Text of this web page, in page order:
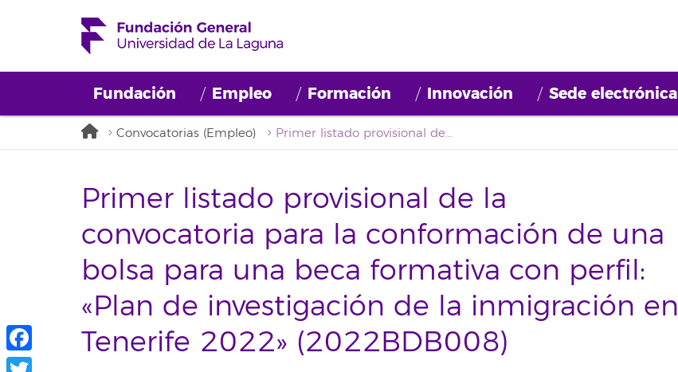
Fundación Empleo Formación Innovación Sede electrónica
Convocatorias (Empleo) Primer listado provisional de la convocatoria para la conformación de una bolsa para una beca formativa con perfil: «Plan de investigación de la inmigración en Tenerife 2022» (2022BDB008)
Primer listado provisional de la
convocatoria para la conformación de una
bolsa para una beca formativa con perfil:
«Plan de investigación de la inmigración en
Tenerife 2022» (2022BDB008)
Facebook